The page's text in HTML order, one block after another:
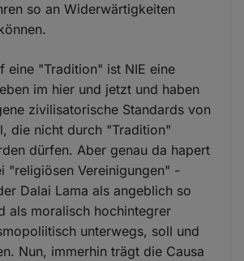
so an Widerwärtigkeiten
eine "Tradition" ist NIE eine
im hier und jetzt und haben
zivilisatorische Standards von
die nicht durch "Tradition"
dürfen. Aber genau da hapert
"religiösen Vereinigungen" -
Dalai Lama als angeblich so
als moralisch hochintegrer
unterwegs, soll und
Nun, immerhin trägt die Causa